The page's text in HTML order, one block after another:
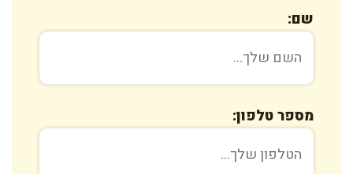
שם:
מספר טלפון: